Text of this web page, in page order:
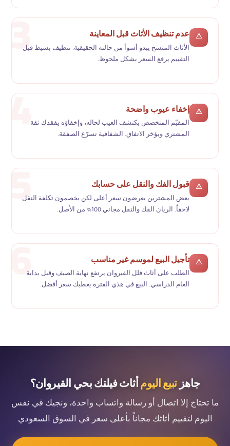
⚠ عدم تنظيف الأثاث قبل المعاينة
الأثاث المتسخ يبدو أسوأ من حالته الحقيقية. تنظيف بسيط قبل
التقييم يرفع السعر بشكل ملحوظ.
⚠ إخفاء عيوب واضحة
المقيّم المتخصص يكتشف العيب لحاله، وإخفاؤه يفقدك ثقة
المشتري ويؤخر الاتفاق. الشفافية تسرّع الصفقة.
⚠ قبول الفك والنقل على حسابك
بعض المشترين يعرضون سعر أعلى لكن يخصمون تكلفة النقل
لاحقاً. الريان الفك والنقل مجاني 100% من الأصل.
⚠ تأجيل البيع لموسم غير مناسب
الطلب على أثاث فلل القيروان يرتفع نهاية الصيف وقبل بداية
العام الدراسي. البيع في هذي الفترة يعطيك سعر أفضل.
جاهزتبيع اليومأثاث فيلتك بحي القيروان؟
ما تحتاج إلا اتصال أو رسالة واتساب واحدة، ونجيك في نفس
اليوم لتقييم أثاثك مجاناً بأعلى سعر في السوق السعودي